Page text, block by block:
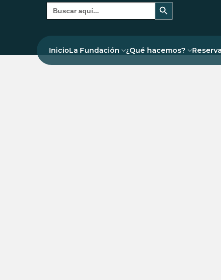
Buscar:
InicioLa Fundación ¿Qué hacemos?